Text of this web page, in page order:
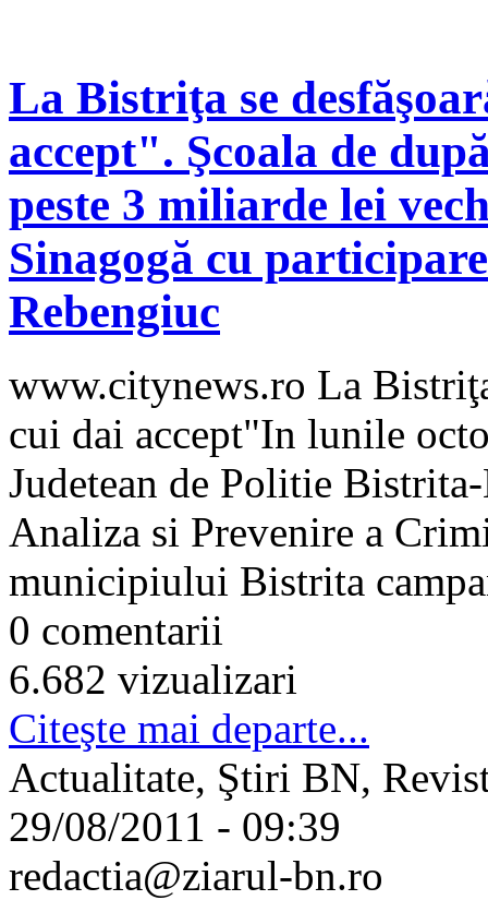
La Bistriţa se
accept". Şcoala de
peste 3 miliarde lei
Sinagogă cu
Rebengiuc
www.citynews.ro La
cui dai accept"In lunile
Judetean de Politie
Analiza si Prevenire a
municipiului Bistrita
0 comentarii
6.682 vizualizari
Citeşte mai departe...
Actualitate, Ştiri BN,
29/08/2011 - 09:39
redactia@ziarul-bn.ro